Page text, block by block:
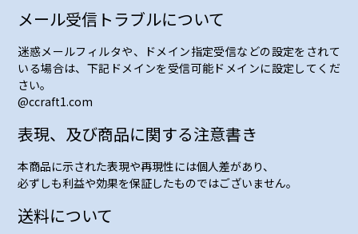
メール受信トラブルについて
迷惑メールフィルタや、ドメイン指定受信などの設定をされて
いる場合は、下記ドメインを受信可能ドメインに設定してくだ
さい。
@ccraft1.com
表現、及び商品に関する注意書き
本商品に示された表現や再現性には個人差があり、
必ずしも利益や効果を保証したものではございません。
送料について